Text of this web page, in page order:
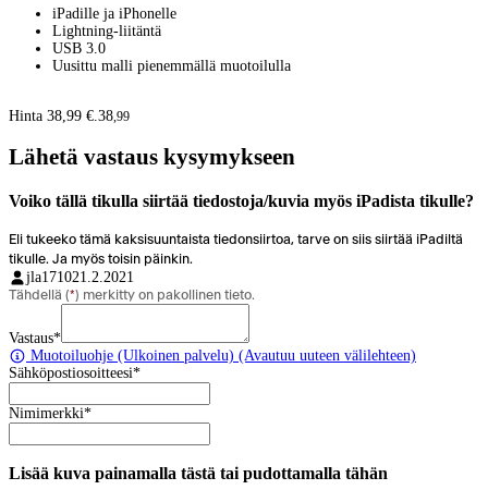
iPadille ja iPhonelle
Lightning-liitäntä
USB 3.0
Uusittu malli pienemmällä muotoilulla
Hinta 38,99 €. 38,99
Lähetä vastaus kysymykseen
Voiko tällä tikulla siirtää tiedostoja/kuvia myös iPadista tikulle?
Eli tukeeko tämä kaksisuuntaista tiedonsiirtoa, tarve on siis siirtää iPadiltä
tikulle. Ja myös toisin päinkin.
jla171021.2.2021
Tähdellä (*) merkitty on pakollinen tieto.
Vastaus*
Muotoiluohje (Ulkoinen palvelu) (Avautuu uuteen välilehteen)
Sähköpostiosoitteesi*
Nimimerkki*
Lisää kuva painamalla tästä tai pudottamalla tähän